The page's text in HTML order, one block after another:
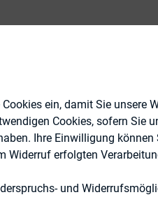
of high-quality
ein, damit Sie unsere
Cookies, sofern Sie
Ihre Einwilligung
Widerruf erfolgten
und